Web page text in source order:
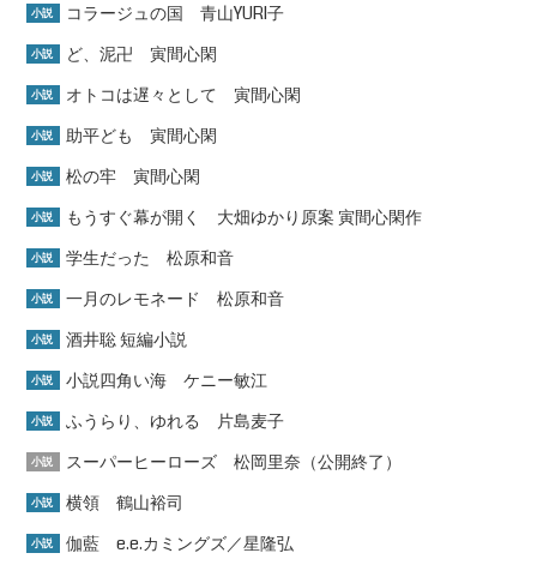
小説 コラージュの国 青山YURI子
小説 ど、泥卍 寅間心閑
小説 オトコは遅々として 寅間心閑
小説 助平ども 寅間心閑
小説 松の牢 寅間心閑
小説 もうすぐ幕が開く 大畑ゆかり原案 寅間心閑作
小説 学生だった 松原和音
小説 一月のレモネード 松原和音
小説 酒井聡 短編小説
小説 小説四角い海 ケニー敏江
小説 ふうらり、ゆれる 片島麦子
小説 スーパーヒーローズ 松岡里奈（公開終了）
小説 横領 鶴山裕司
小説 伽藍 e.e.カミングズ／星隆弘